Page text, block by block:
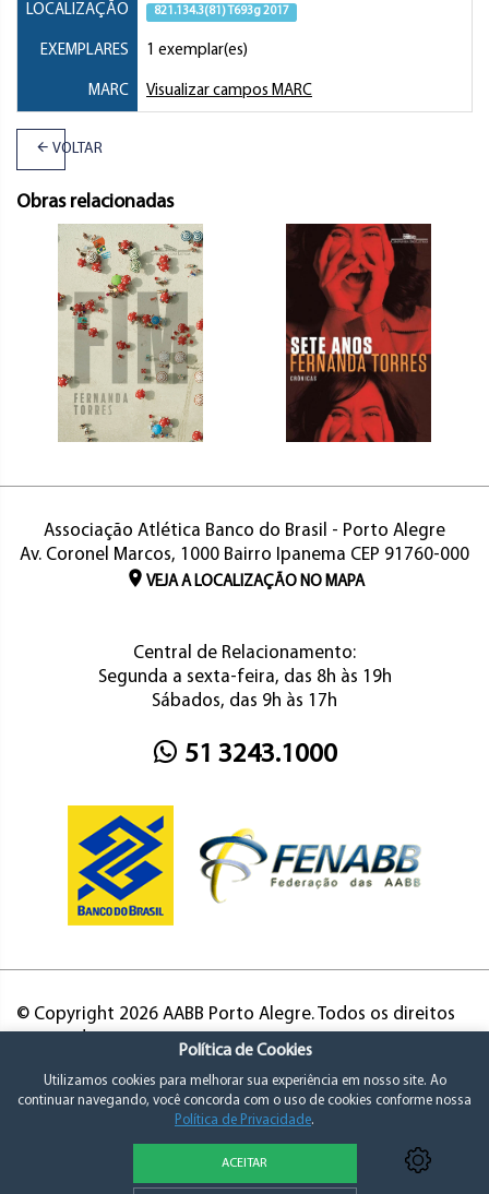
LOCALIZAÇÃO 821.134.3(81) T693g 2017
EXEMPLARES 1 exemplar(es)
MARC Visualizar campos MARC
VOLTAR
Obras relacionadas
Associação Atlética Banco do Brasil - Porto Alegre
Av. Coronel Marcos, 1000 Bairro Ipanema CEP 91760-000
VEJA A LOCALIZAÇÃO NO MAPA
Central de Relacionamento:
Segunda a sexta-feira, das 8h às 19h
Sábados, das 9h às 17h
51 3243.1000
© Copyright 2026 AABB Porto Alegre. Todos os direitos
Política de Cookies
Utilizamos cookies para melhorar sua experiência em nosso site. Ao
continuar navegando, você concorda com o uso de cookies conforme nossa
Política de Privacidade.
ACEITAR